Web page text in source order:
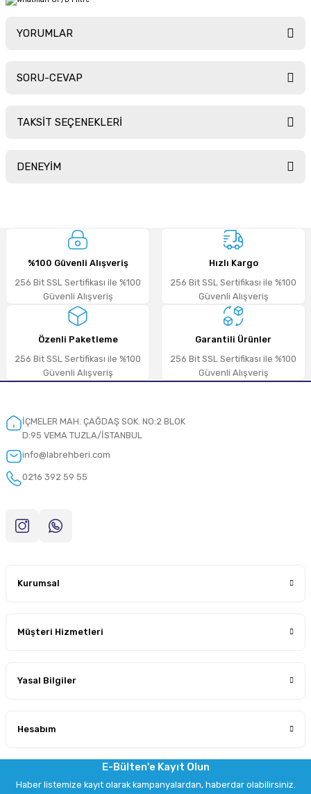
YORUMLAR
SORU-CEVAP
TAKSİT SEÇENEKLERİ
DENEYİM
Deneyimini Paylaş
%100 Güvenli Alışveriş
256 Bit SSL Sertifikası ile %100
Güvenli Alışveriş
Hızlı Kargo
256 Bit SSL Sertifikası ile %100
Güvenli Alışveriş
Özenli Paketleme
256 Bit SSL Sertifikası ile %100
Güvenli Alışveriş
Garantili Ürünler
256 Bit SSL Sertifikası ile %100
Güvenli Alışveriş
İÇMELER MAH. ÇAĞDAŞ SOK. NO:2 BLOK
D:95 VEMA TUZLA/İSTANBUL
info@labrehberi.com
0216 392 59 55
Kurumsal
Müşteri Hizmetleri
Yasal Bilgiler
Hesabım
E-Bülten'e Kayıt Olun
Haber listemize kayıt olarak kampanyalardan, haberdar olabilirsiniz.